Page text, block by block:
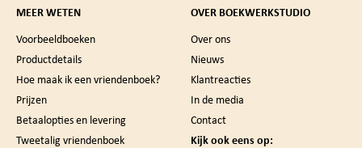
MEER WETEN
Voorbeeldboeken
Productdetails
Hoe maak ik een vriendenboek?
Prijzen
Betaalopties en levering
Tweetalig vriendenboek
OVER BOEKWERKSTUDIO
Over ons
Nieuws
Klantreacties
In de media
Contact
Kijk ook eens op: